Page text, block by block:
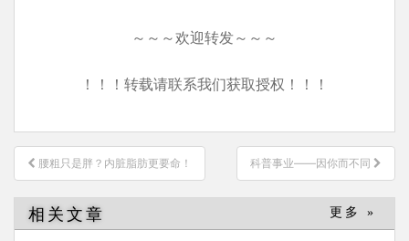
～～～欢迎转发～～～
！！！转载请联系我们获取授权！！！
文
章
导
航
腰粗只是胖？内脏脂肪更要命！ 科普事业——因你而不同
相关文章 更多 »